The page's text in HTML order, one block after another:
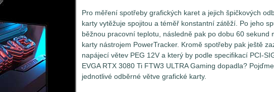
Pro měření spotřeby grafických karet a jejich špičkových
karty vytěžuje spojitou a téměř konstantní zátěží. Po jeho
běžnou pracovní teplotu, následně pak po dobu 60
karty nástrojem PowerTracker. Kromě spotřeby pak ještě
napájecí větev PEG 12V a který by podle specifikací PCI-
EVGA RTX 3080 Ti FTW3 ULTRA Gaming dopadla?
jednotlivé odběrné větve grafické karty.